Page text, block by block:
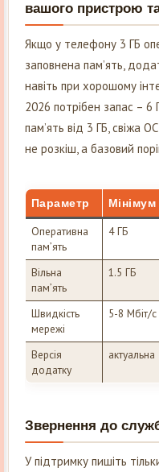
вашого пристрою
Якщо у телефону 3 ГБ
заповнена пам’ять,
навіть при хорошому
2026 потрібен запас – 6
пам’ять від 3 ГБ, свіжа
не розкіш, а базовий
Параметр Мінімум
Оперативна
пам’ять
4 ГБ
Вільна
пам’ять
1.5 ГБ
Швидкість
мережі
5-8 Мбіт/с
Версія
додатку
актуальна
Звернення до
У підтримку пишіть